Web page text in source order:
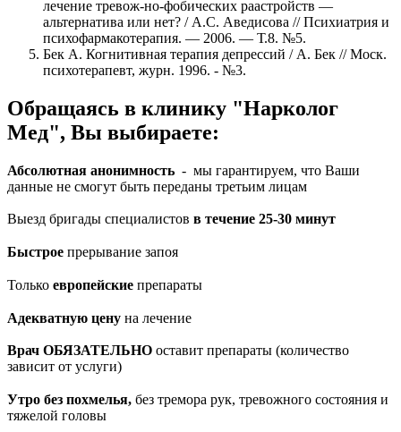
лечение тревож-но-фобических раастройств —
альтернатива или нет? / A.C. Аведисова // Психиатрия и
психофармакотерапия. — 2006. — Т.8. №5.
Бек А. Когнитивная терапия депрессий / А. Бек // Моск.
психотерапевт, журн. 1996. - №3.
Обращаясь в клинику "Нарколог
Мед", Вы выбираете:
Абсолютная анонимность - мы гарантируем, что Ваши
данные не смогут быть переданы третьим лицам
Выезд бригады специалистов в течение 25-30 минут
Быстрое прерывание запоя
Только европейские препараты
Адекватную цену на лечение
Врач ОБЯЗАТЕЛЬНО оставит препараты (количество
зависит от услуги)
Утро без похмелья, без тремора рук, тревожного состояния и
тяжелой головы